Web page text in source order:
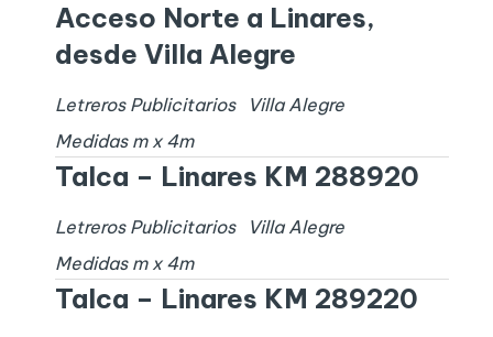
Acceso Norte a Linares,
desde Villa Alegre
Letreros Publicitarios
Villa Alegre
Medidas m x 4m
Talca – Linares KM 288920
Letreros Publicitarios
Villa Alegre
Medidas m x 4m
Talca – Linares KM 289220